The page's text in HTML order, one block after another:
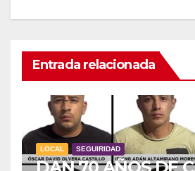
Entrada relacionada
LOCAL SEGUIRIDAD